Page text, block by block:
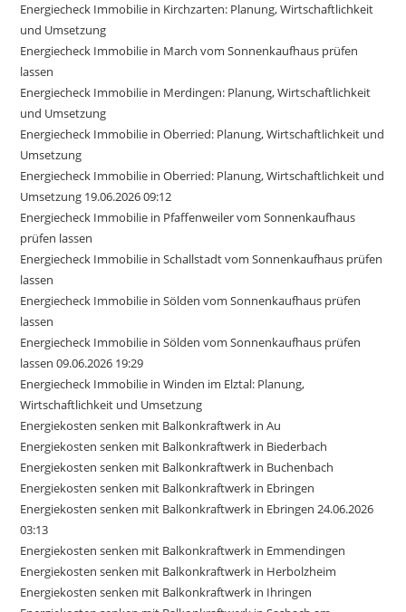
Energiecheck Immobilie in Kirchzarten: Planung, Wirtschaftlichkeit
und Umsetzung
Energiecheck Immobilie in March vom Sonnenkaufhaus prüfen
lassen
Energiecheck Immobilie in Merdingen: Planung, Wirtschaftlichkeit
und Umsetzung
Energiecheck Immobilie in Oberried: Planung, Wirtschaftlichkeit und
Umsetzung
Energiecheck Immobilie in Oberried: Planung, Wirtschaftlichkeit und
Umsetzung 19.06.2026 09:12
Energiecheck Immobilie in Pfaffenweiler vom Sonnenkaufhaus
prüfen lassen
Energiecheck Immobilie in Schallstadt vom Sonnenkaufhaus prüfen
lassen
Energiecheck Immobilie in Sölden vom Sonnenkaufhaus prüfen
lassen
Energiecheck Immobilie in Sölden vom Sonnenkaufhaus prüfen
lassen 09.06.2026 19:29
Energiecheck Immobilie in Winden im Elztal: Planung,
Wirtschaftlichkeit und Umsetzung
Energiekosten senken mit Balkonkraftwerk in Au
Energiekosten senken mit Balkonkraftwerk in Biederbach
Energiekosten senken mit Balkonkraftwerk in Buchenbach
Energiekosten senken mit Balkonkraftwerk in Ebringen
Energiekosten senken mit Balkonkraftwerk in Ebringen 24.06.2026
03:13
Energiekosten senken mit Balkonkraftwerk in Emmendingen
Energiekosten senken mit Balkonkraftwerk in Herbolzheim
Energiekosten senken mit Balkonkraftwerk in Ihringen